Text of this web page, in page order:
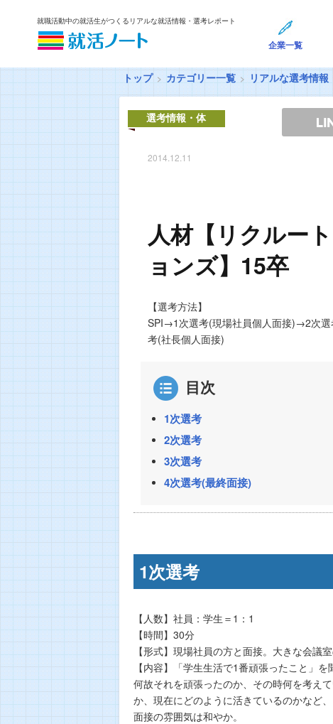
就職活動中の就活生がつくるリアルな就活情報・選考レポート
企業一覧
トップ カテゴリー一覧 リアルな選考情報
選考情報・体
2014.12.11
人材【リクルー
ョンズ】15卒
【選考方法】
SPI→1次選考(現場社員個人面接)→2次
考(社長個人面接)
目次
1次選考
2次選考
3次選考
4次選考(最終面接)
1次選考
【人数】社員：学生＝1：1
【時間】30分
【形式】現場社員の方と面接。大きな会議
【内容】「学生生活で1番頑張ったこと」を
何故それを頑張ったのか、その時何を考え
か、現在にどのように活きているのかなど
面接の雰囲気は和やか。